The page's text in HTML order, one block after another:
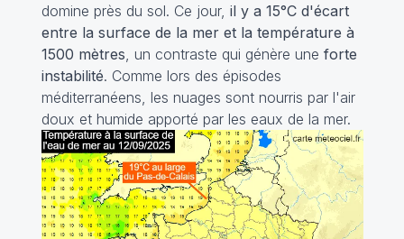
domine près du sol. Ce jour, il y a 15°C d'écart
entre la surface de la mer et la température à
1500 mètres, un contraste qui génère une forte
instabilité. Comme lors des épisodes
méditerranéens, les nuages sont nourris par l'air
doux et humide apporté par les eaux de la mer.